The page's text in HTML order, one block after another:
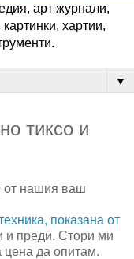
арт журнали,
хартии,
▼
тиксо и
от нашия ваш
показана от
и преди. Стори ми
цена да опитам.